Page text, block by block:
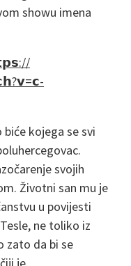
showu imena
kojega se svi
svojih
Životni san mu je
u povijesti
ne toliko iz
zato da bi se
je.